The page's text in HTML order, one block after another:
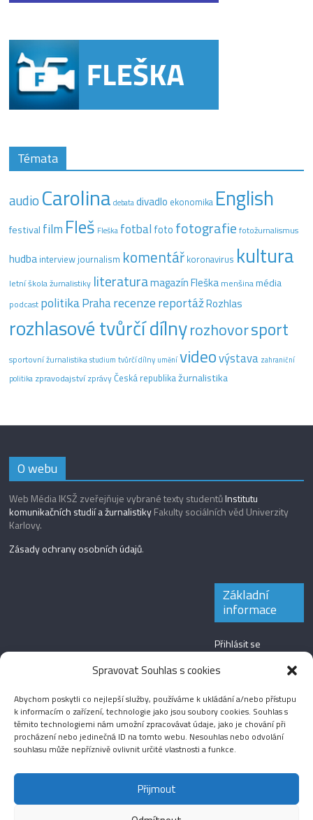
Spravovat Souhlas s cookies
Abychom poskytli co nejlepší služby, používáme k ukládání a/nebo přístupu
k informacím o zařízení, technologie jako jsou soubory cookies. Souhlas s
těmito technologiemi nám umožní zpracovávat údaje, jako je chování při
procházení nebo jedinečná ID na tomto webu. Nesouhlas nebo odvolání
souhlasu může nepříznivě ovlivnit určité vlastnosti a funkce.
Přijmout
Témata
audio Carolina debata divadlo ekonomika English
festival film Fleš Fleška fotbal foto fotografie fotožurnalismus
hudba interview journalism komentář koronavirus kultura
letní škola žurnalistiky literaturamagazín Fleška menšinamédia
podcast politikaPraharecenzereportážRozhlas
rozhlasové tvůrčí dílnyrozhovorsport
sportovní žurnalistika studium tvůrčí dílny uměnívideovýstava zahraniční
politika zpravodajstvízprávyČeská republikažurnalistika
O webu
Web Média IKSŽ zveřejňuje vybrané texty studentůInstitutu
komunikačních studií a žurnalistikyFakulty sociálních věd Univerzity
Karlovy.
Zásady ochrany osobních údajů.
Základní
informace
Přihlásit se
Zdroj kanálů
Kanál komentářů
Česká lokalizace